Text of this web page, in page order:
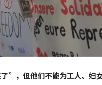
”，但他们不能为工人、妇女